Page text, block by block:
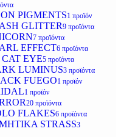
PIGMENTS1 προϊόν
GLITTER9 προϊόντα
7 προϊόντα
EFFECT6 προϊόντα
CAT EYE5 προϊόντα
LUMINUS3 προϊόντα
FUEGO1 προϊόν
1 προϊόν
20 προϊόντα
FLAKES6 προϊόντα
STRASS3